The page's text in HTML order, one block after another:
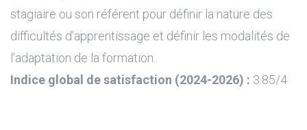
stagiaire ou son référent pour définir la nature des
difficultés d’apprentissage et définir les modalités de
l’adaptation de la formation.
Indice global de satisfaction (2024-2026) : 3.85/4